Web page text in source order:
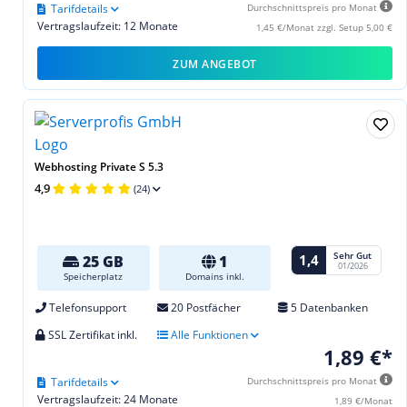
Durchschnittspreis pro Monat
1,45 €/Monat zzgl. Setup 5,00 €
Vertragslaufzeit: 12 Monate
Tarifdetails
ZUM ANGEBOT
Webhosting Private S 5.3
4,9 (24)
25 GB
Speicherplatz
1
Domains inkl.
1,4 Sehr Gut
01/2026
Telefonsupport 20 Postfächer
5 Datenbanken
SSL Zertifikat inkl.
Alle Funktionen
1,89 €*
Durchschnittspreis pro Monat
1,89 €/Monat
Vertragslaufzeit: 24 Monate
Tarifdetails